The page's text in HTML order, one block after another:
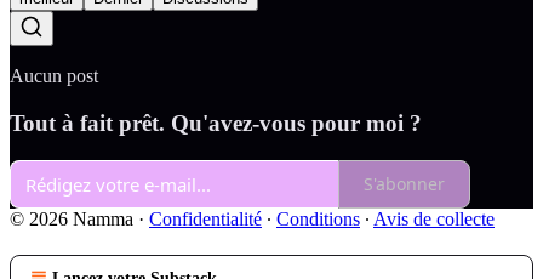
Aucun post
Tout à fait prêt. Qu'avez-vous pour moi ?
S'abonner
© 2026 Namma · Confidentialité ∙ Conditions ∙ Avis de collecte